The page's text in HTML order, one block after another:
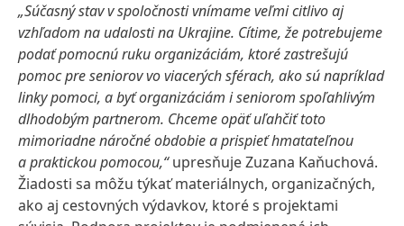
„Súčasný stav v spoločnosti vnímame veľmi citlivo aj
vzhľadom na udalosti na Ukrajine. Cítime, že potrebujeme
podať pomocnú ruku organizáciám, ktoré zastrešujú
pomoc pre seniorov vo viacerých sférach, ako sú napríklad
linky pomoci, a byť organizáciám i seniorom spoľahlivým
dlhodobým partnerom. Chceme opäť uľahčiť toto
mimoriadne náročné obdobie a prispieť hmatateľnou
a praktickou pomocou,“upresňuje Zuzana Kaňuchová.
Žiadosti sa môžu týkať materiálnych, organizačných,
ako aj cestovných výdavkov, ktoré s projektami